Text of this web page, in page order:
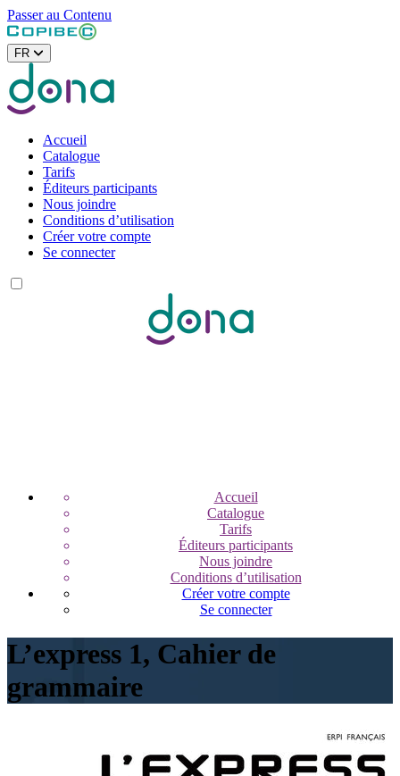
Passer au Contenu
FR
Accueil
Catalogue
Tarifs
Éditeurs participants
Nous joindre
Conditions d’utilisation
Créer votre compte
Se connecter
Accueil
Catalogue
Tarifs
Éditeurs participants
Nous joindre
Conditions d’utilisation
Créer votre compte
Se connecter
L’express 1, Cahier de
grammaire